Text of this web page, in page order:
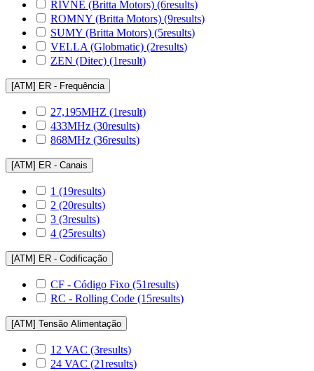
RIVNE (Britta Motors) (6results)
ROMNY (Britta Motors) (9results)
SUMY (Britta Motors) (5results)
VELLA (Globmatic) (2results)
ZEN (Ditec) (1result)
[ATM] ER - Frequência
27,195MHZ (1result)
433MHz (30results)
868MHz (36results)
[ATM] ER - Canais
1 (19results)
2 (20results)
3 (3results)
4 (25results)
[ATM] ER - Codificação
CF - Código Fixo (51results)
RC - Rolling Code (15results)
[ATM] Tensão Alimentação
12 VAC (3results)
24 VAC (21results)